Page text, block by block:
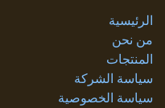
الرئيسية
من نحن
المنتجات
سياسة الشركة
سياسة الخصوصية